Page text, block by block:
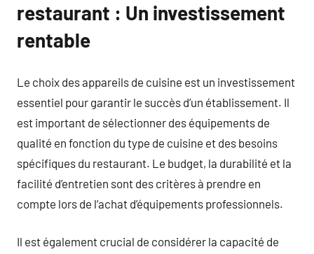
restaurant : Un investissement
rentable
Le choix des appareils de cuisine est un investissement
essentiel pour garantir le succès d’un établissement. Il
est important de sélectionner des équipements de
qualité en fonction du type de cuisine et des besoins
spécifiques du restaurant. Le budget, la durabilité et la
facilité d’entretien sont des critères à prendre en
compte lors de l’achat d’équipements professionnels.
Il est également crucial de considérer la capacité de